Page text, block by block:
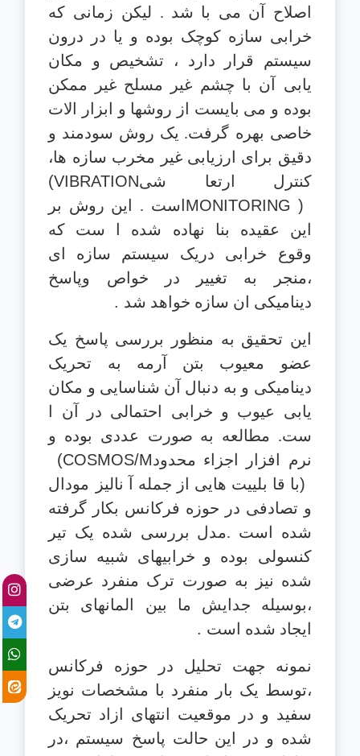
اصلاح آن می با شد . لیکن زمانی که
خرابی سازه کوچک بوده و یا در درون
سیستم قرار دارد ، تشخیص و مکان
یابی
آن با چشم غیر مسلح غیر ممکن
بوده و می بایست از روشها و ابزار الات
خاصی بهره گرفت. یک روش سودمند و
دقیق برای ارزیابی غیر مخرب سازه ها،
کنترل ارتعا
شی(VIBRATION
MONITORING ) است . این روش بر
این عقیده بنا نهاده شده ا ست که
وقوع
خرابی دریک سیستم سازه ای
،منجر به تغییر در خواص وپاسخ
دینامیکی ان سازه خواهد شد .
این تحقیق به منظور بررسی پاسخ یک
عضو معیوب بتن آرمه به تحریک
دینامیکی و به دنبال آن شناسایی و مکان
یابی عیوب و خرابی احتمالی در آن ا
ست. مطالعه به صورت
عددی بوده و
نرم افزار اجزاء محدود(COSMOS/M
)با قا بلییت هایی از جمله آ نالیز
مودال
و تصادفی در حوزه فرکانس بکار گرفته
شده است .مدل بررسی شده یک تیر
کنسولی
بوده و خرابیهای شبیه سازی
شده نیز به صورت ترک منفرد عرضی
،بوسیله جدایش ما بین
المانهای بتن
ایجاد شده است .
نمونه جهت تحلیل در حوزه فرکانس
،توسط یک بار
منفرد با مشخصات نویز
سفید و در موقعیت انتهای ازاد تحریک
شده و در این حالت پاسخ سیستم ،در